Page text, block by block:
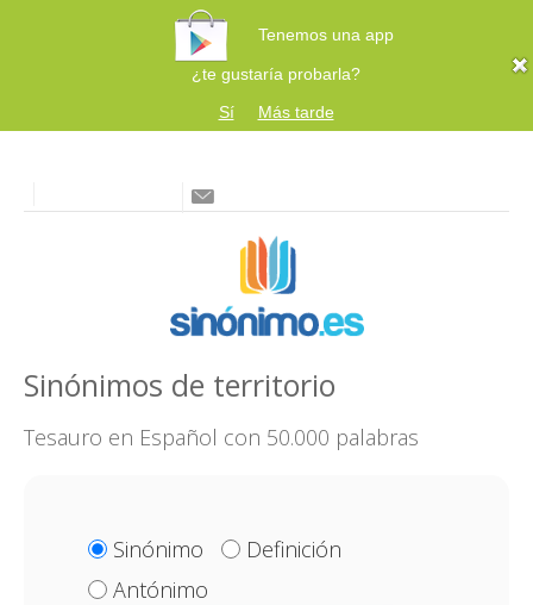
Tenemos una app
¿te gustaría probarla?
Sí
Más tarde
Sinónimos de territorio
Tesauro en Español con 50.000 palabras
Sinónimo
Definición
Antónimo